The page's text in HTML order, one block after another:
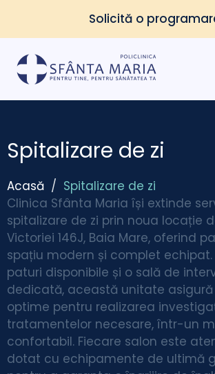
Solicită o
Acasă / Spitalizare de zi
Spitalizare de zi
Clinica Sfânta Maria își extinde
spitalizare de zi prin noua locație
Victoriei 146J, Baia Mare, oferind
spațiu modern și complet echipat.
paturi disponibile și o sală de
dedicată, această unitate
optime pentru realizarea
tratamentelor necesare, într-un
confortabil. Fiecare salon este
dotat cu echipamente de ultimă